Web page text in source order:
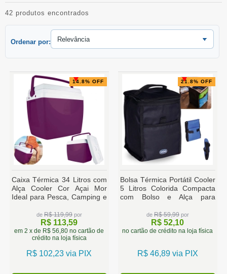
42 produtos encontrados
Ordenar por:
14.8% OFF
Caixa Térmica 34 Litros com
Alça Cooler Cor Açai Mor
Ideal para Pesca, Camping e
de R$ 119,99por
R$ 113,59
em 2 x de R$ 56,80 no cartão de
crédito na loja física
R$ 102,23 via PIX
21.8% OFF
Bolsa Térmica Portátil Cooler
5 Litros Colorida Compacta
com Bolso e Alça para
de R$ 59,99por
R$ 52,10
no cartão de crédito na loja física
R$ 46,89 via PIX